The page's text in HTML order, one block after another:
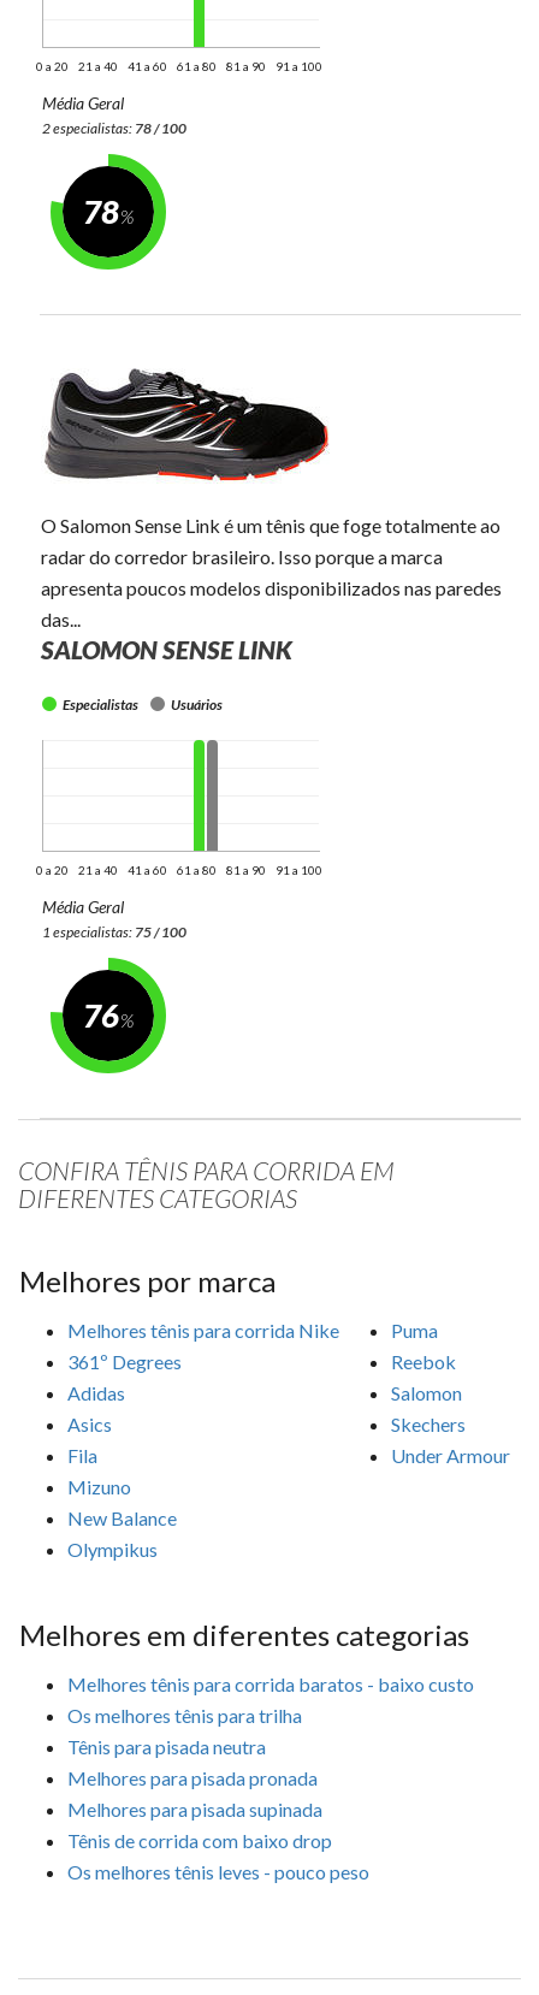
0 a 20 21 a 40 41 a 60 61 a 80 81 a 90 91 a 100
Média Geral
2 especialistas: 78 / 100
78
O Salomon Sense Link é um tênis que foge totalmente ao
radar do corredor brasileiro. Isso porque a marca
apresenta poucos modelos disponibilizados nas paredes
das...
SALOMON SENSE LINK
Especialistas Usuários
0 a 20 21 a 40 41 a 60 61 a 80 81 a 90 91 a 100
Média Geral
1 especialistas: 75 / 100
76
CONFIRA TÊNIS PARA CORRIDA EM
DIFERENTES CATEGORIAS
Melhores por marca
Melhores tênis para corrida Nike
361º Degrees
Adidas
Asics
Fila
Mizuno
New Balance
Olympikus
Puma
Reebok
Salomon
Skechers
Under Armour
Melhores em diferentes categorias
Melhores tênis para corrida baratos - baixo custo
Os melhores tênis para trilha
Tênis para pisada neutra
Melhores para pisada pronada
Melhores para pisada supinada
Tênis de corrida com baixo drop
Os melhores tênis leves - pouco peso